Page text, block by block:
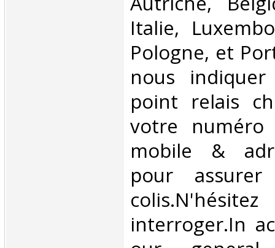
Italie,
Pologne, et
nous
point relais
votre numéro
mobile &
pour
interroger.In